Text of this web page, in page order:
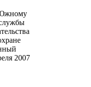
Южному
2007